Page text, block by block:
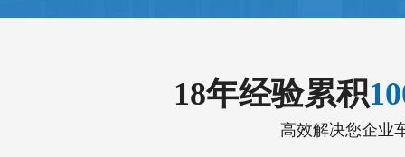
18年经验累积
高效解决您企业